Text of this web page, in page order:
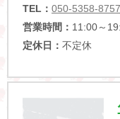
TEL： 050-5358-8757
営業時間： 11:00～
定休日： 不定休